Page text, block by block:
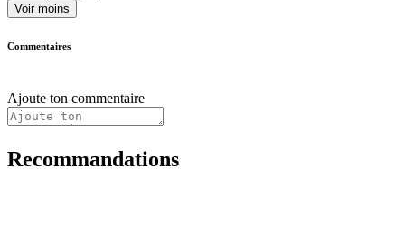
Voir moins
Commentaires
Ajoute ton commentaire
Recommandations